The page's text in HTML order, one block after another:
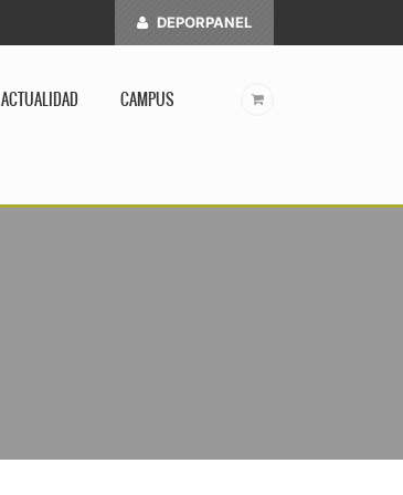
DEPORPANEL
ACTUALIDAD CAMPUS